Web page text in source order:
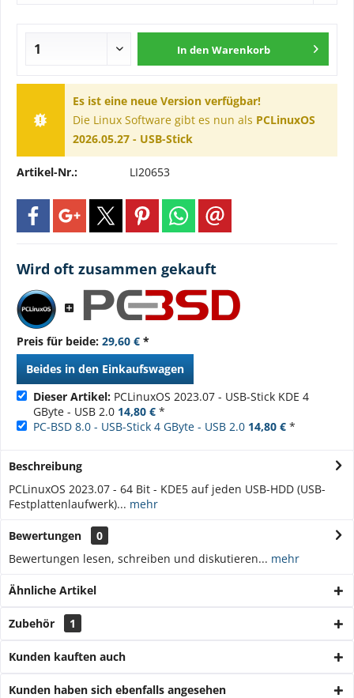
In den Warenkorb
Es ist eine neue Version verfügbar!
Die Linux Software gibt es nun als PCLinuxOS
2026.05.27 - USB-Stick
Artikel-Nr.: LI20653
Wird oft zusammen gekauft
Preis für beide: 29,60 € *
Beides in den Einkaufswagen
Dieser Artikel: PCLinuxOS 2023.07 - USB-Stick KDE 4
GByte - USB 2.0 14,80 € *
PC-BSD 8.0 - USB-Stick 4 GByte - USB 2.0 14,80 € *
Beschreibung
PCLinuxOS 2023.07 - 64 Bit - KDE5 auf jeden USB-HDD (USB-
Festplattenlaufwerk)... mehr
Bewertungen
0
Bewertungen lesen, schreiben und diskutieren... mehr
Ähnliche Artikel
Zubehör 1
Kunden kauften auch
Kunden haben sich ebenfalls angesehen